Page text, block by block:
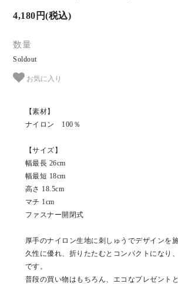
4,180円(税込)
数量
Soldout
お気に入り
【素材】
ナイロン 100％
【サイズ】
幅最長 26cm
幅最短 18cm
高さ 18.5cm
マチ 1cm
ファスナー開閉式
厚手のナイロン生地に刺しゅうでデザインを
久性に優れ、折りたたむとコンパクトになり
です。
普段の買い物はもちろん、エコなプレゼント